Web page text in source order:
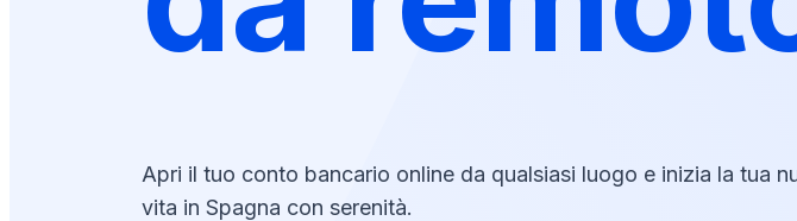
Apri il tuo conto bancario online da qualsiasi luogo e inizia la tua
vita in Spagna con serenità.